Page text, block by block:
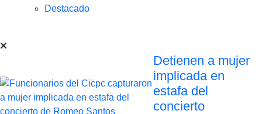
Destacado
Detienen a mujer
implicada en
estafa del
concierto